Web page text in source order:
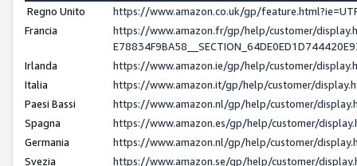
Regno Unito
https://www.amazon.co.uk/gp/
Francia
https://www.amazon.fr/gp/help/customer/
Irlanda
https://www.amazon.ie/gp/help/customer/
Italia
https://www.amazon.it/gp/help/customer/
Paesi Bassi
https://www.amazon.nl/gp/help/customer/
Spagna
https://www.amazon.es/gp/help/customer/
Germania
https://www.amazon.nl/gp/help/customer/
Svezia
https://www.amazon.se/gp/help/customer/